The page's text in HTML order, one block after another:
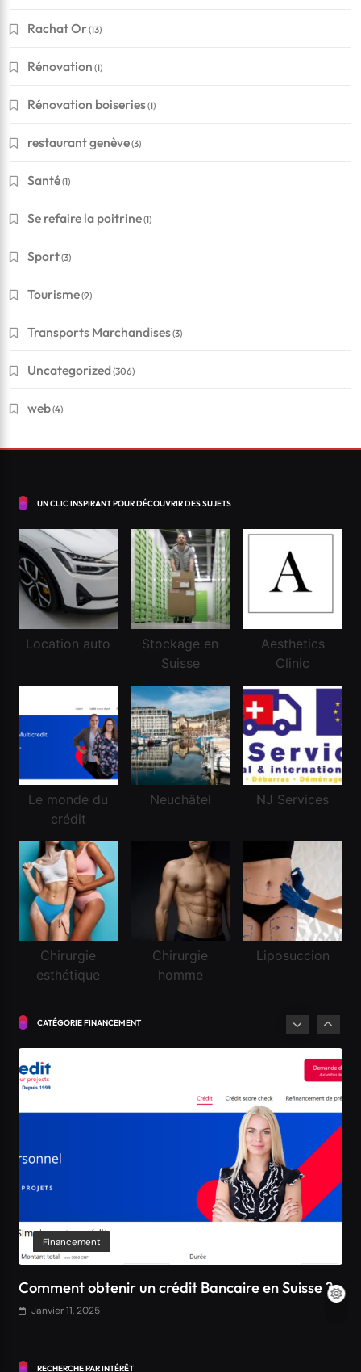
Rachat Or(13)
Rénovation (1)
Rénovation boiseries(1)
restaurant genève(3)
Santé(1)
Se refaire la poitrine(1)
Sport(3)
Tourisme(9)
Transports Marchandises(3)
Uncategorized(306)
web(4)
UN CLIC INSPIRANT POUR DÉCOUVRIR DES SUJETS
Location auto
Stockage en
Suisse
Aesthetics
Clinic
Le monde du
crédit
Neuchâtel NJ Services
Chirurgie
esthétique
Chirurgie
homme
Liposuccion
CATÉGORIE FINANCEMENT
Conseils pour réussir à obtenir un crédit en Suisse
Janvier 11, 2025
Financement
Réussir une demande de crédit frontalier
Janvier 11, 2025
Financement
Suisse
Financement
Comment obtenir un crédit Bancaire en Suisse ?
Janvier 11, 2025
RECHERCHE PAR INTÉRÊT